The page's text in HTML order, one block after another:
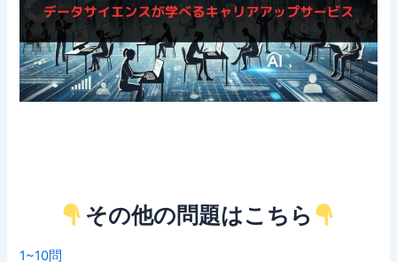
その他の問題はこちら
1~10問